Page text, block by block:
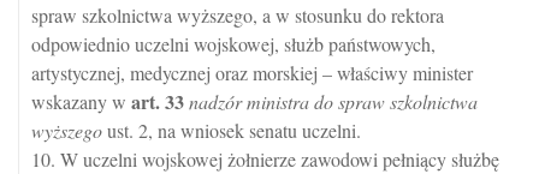
spraw szkolnictwa wyższego, a w stosunku do rektora
odpowiednio uczelni wojskowej, służb państwowych,
artystycznej, medycznej oraz morskiej – właściwy minister
wskazany w art.33nadzór ministra do spraw szkolnictwa
wyższegoust. 2, na wniosek senatu uczelni.
10. W uczelni wojskowej żołnierze zawodowi pełniący służbę